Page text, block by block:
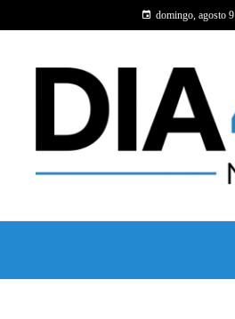
domingo, agosto 9